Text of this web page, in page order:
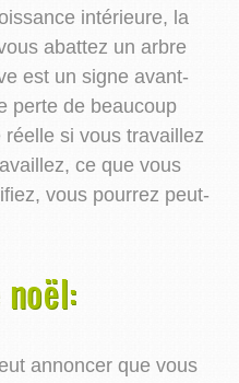
intérieure, la
abattez un arbre
est un signe avant-
perte de beaucoup
si vous travaillez
ce que vous
vous pourrez peut-
annoncer que vous